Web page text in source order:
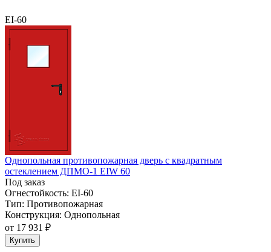
EI-60
Однопольная противопожарная дверь с квадратным
остеклением ДПМО-1 EIW 60
Под заказ
Огнестойкость: EI-60
Тип: Противопожарная
Конструкция: Однопольная
от 17 931 ₽
Купить